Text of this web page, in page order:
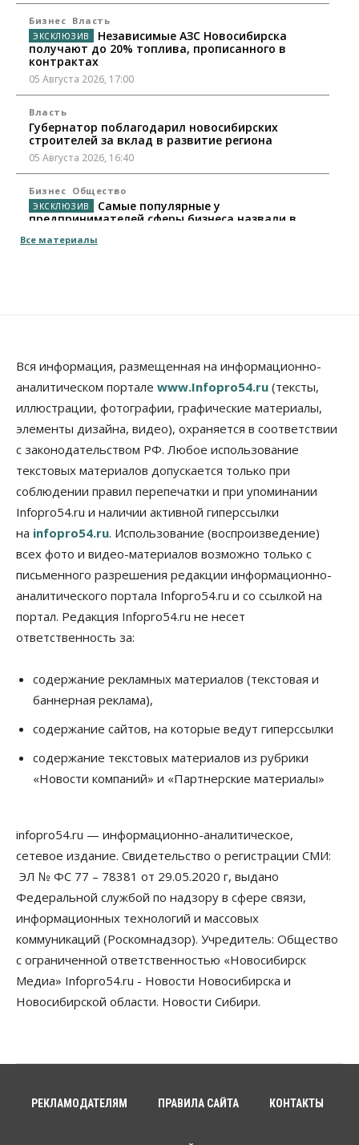
Бизнес Власть
Независимые АЗС Новосибирска
получают до 20% топлива, прописанного в
контрактах
05 Августа 2026, 17:00
Власть
Губернатор поблагодарил новосибирских
строителей за вклад в развитие региона
05 Августа 2026, 16:40
Бизнес Общество
Самые популярные у
предпринимателей сферы бизнеса назвали в
05 Августа 2026, 16:00
Недвижимость
Проект нового микрорайона на улице Кирова
утвердили в Новосибирске
05 Августа 2026, 15:30
Промышленность
Новосибирские компании произвели косметики
на два миллиарда рублей
05 Августа 2026, 15:00
Власть Финансы
Криптовалюта в России официально стала
имуществом
05 Августа 2026, 14:00
Недвижимость
Открыты продажи квартир нового дома в
квартале «Цветной бульвар» ГК «Расцветай»
05 Августа 2026, 13:23
Власть Общество
Ночные маршруты автобусов предлагают ввести
в Новосибирской области
05 Августа 2026, 13:00
Право&Порядок
Новосибирец пытался провезти из Таиланда
кондитерские изделия с наркотиками
Бизнес Власть
вывели зарплату сотрудников «из тени»
05 Августа 2026, 12:00
Бизнес Недвижимость
Новосибирское правительство требует 226 млн со
строителя экстрим-центра
05 Августа 2026, 11:30
Общество
Премьер-министру Мишустину показали проект
подтверждают нормализацию ситуации с
топливом
Все материалы
Вся информация, размещенная на информационно-
аналитическом портале www.Infopro54.ru (тексты,
иллюстрации, фотографии, графические материалы,
элементы дизайна, видео), охраняется в соответствии
с законодательством РФ. Любое использование
текстовых материалов допускается только при
соблюдении правил перепечатки и при упоминании
Infopro54.ru и наличии активной гиперссылки
на infopro54.ru. Использование (воспроизведение)
всех фото и видео-материалов возможно только с
письменного разрешения редакции информационно-
аналитического портала Infopro54.ru и со ссылкой на
портал. Редакция Infopro54.ru не несет
ответственность за:
содержание рекламных материалов (текстовая и
баннерная реклама),
содержание сайтов, на которые ведут гиперссылки
содержание текстовых материалов из рубрики
«Новости компаний» и «Партнерские материалы»
infopro54.ru — информационно-аналитическое,
сетевое издание. Свидетельство о регистрации СМИ:
ЭЛ № ФС 77 – 78381 от 29.05.2020 г, выдано
Федеральной службой по надзору в сфере связи,
информационных технологий и массовых
коммуникаций (Роскомнадзор). Учредитель: Общество
с ограниченной ответственностью «Новосибирск
Медиа» Infopro54.ru - Новости Новосибирска и
Новосибирской области. Новости Сибири.
РЕКЛАМОДАТЕЛЯМ ПРАВИЛА САЙТА КОНТАКТЫ